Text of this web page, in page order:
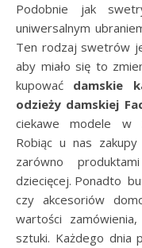
Podobnie jak
uniwersalnym
Ten rodzaj swetrów
aby miało się to
kupować damskie
odzieży damskiej
ciekawe modele w
Robiąc u nas
zarówno
dziecięcej. Ponadto
czy akcesoriów
wartości
sztuki. Każdego dnia